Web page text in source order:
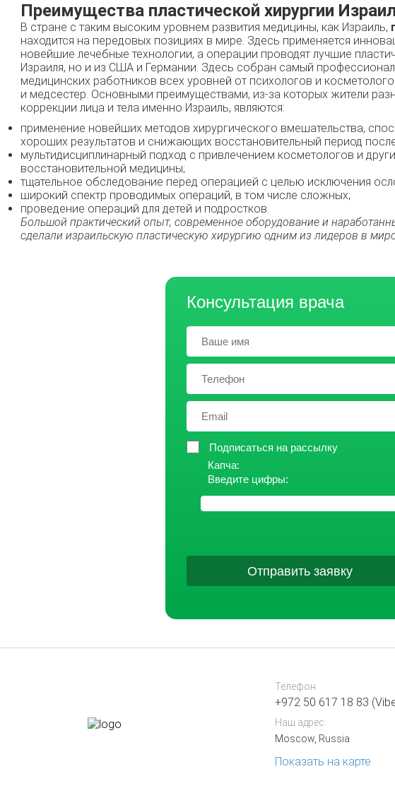
Преимущества пластической хирургии
В стране с таким высоким уровнем развития медицины, как Израиль,
находится на передовых позициях в мире. Здесь применяется
новейшие лечебные технологии, а операции проводят лучшие
Израиля, но и из США и Германии. Здесь собран самый
медицинских работников всех уровней от психологов и
и медсестер. Основными преимуществами, из-за которых жители
коррекции лица и тела именно Израиль, являются:
применение новейших методов хирургического вмешательства,
хороших результатов и снижающих восстановительный период
мультидисциплинарный подход с привлечением косметологов и
восстановительной медицины;
тщательное обследование перед операцией с целью исключения
широкий спектр проводимых операций, в том числе сложных;
проведение операций для детей и подростков.
Большой практический опыт, современное оборудование и
сделали израильскую пластическую хирургию одним из лидеров в
Консультация врача
Подписаться на рассылку
Капча:
Введите цифры:
Отправить заявку
Телефон
+972 50 617 18 83
Наш адрес:
Moscow, Russia
Показать на карте